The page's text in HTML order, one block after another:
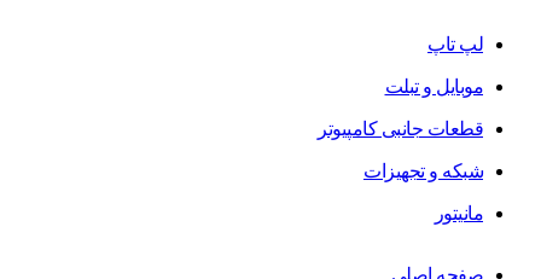
لپ تاپ
موبایل و تبلت
قطعات جانبی کامپیوتر
شبکه و تجهیزات
مانیتور